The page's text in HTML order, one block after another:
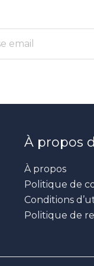
À propos
À propos
Politique de
Conditions
Politique de